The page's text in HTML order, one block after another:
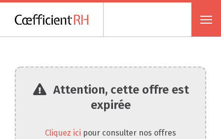
Attention, cette offre est
expirée
Cliquez ici pour consulter nos offres